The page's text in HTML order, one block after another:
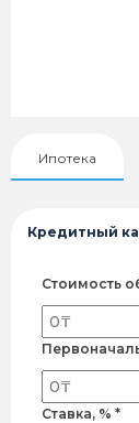
Ипотека
Кредитный
Стоимость
Ставка, % *